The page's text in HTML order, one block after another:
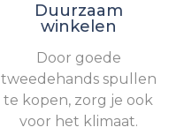
Duurzaam
winkelen
Door goede
tweedehands spullen
te kopen, zorg je ook
voor het klimaat.